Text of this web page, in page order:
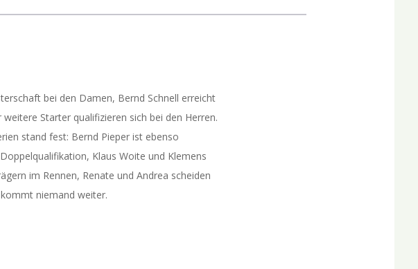
bei den Damen, Bernd Schnell erreicht
Starter qualifizieren sich bei den Herren.
stand fest: Bernd Pieper ist ebenso
Klaus Woite und Klemens
im Rennen, Renate und Andrea scheiden
niemand weiter.